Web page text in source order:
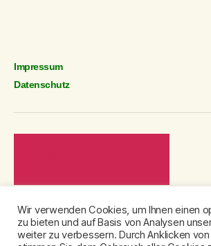
Impressum
Datenschutz
© 2026SPOKUSA e.V. | Bad Oldesloe
Wir verwenden Cookies, um Ihnen einen
zu bieten und auf Basis von Analysen
weiter zu verbessern. Durch Anklicken von